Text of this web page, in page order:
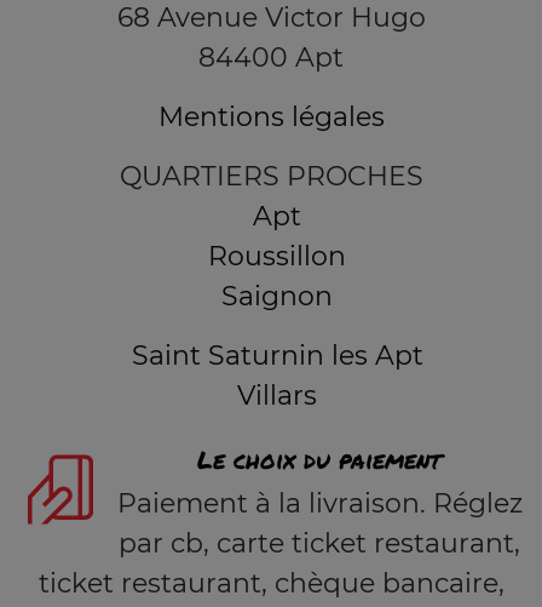
68 Avenue Victor Hugo
84400 Apt
Mentions légales
QUARTIERS PROCHES
Apt
Roussillon
Saignon
Saint Saturnin les Apt
Villars
Le choix du paiement
Paiement à la livraison. Réglez
par cb, carte ticket restaurant,
ticket restaurant, chèque bancaire,